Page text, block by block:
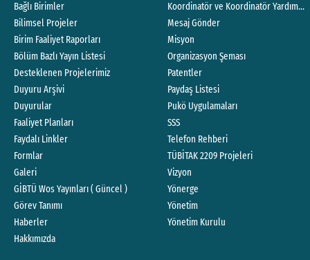
Bağlı Birimler
Bilimsel Projeler
Birim Faaliyet Raporları
Bölüm Bazlı Yayın Listesi
Desteklenen Projelerimiz
Duyuru Arşivi
Duyurular
Faaliyet Planları
Faydalı Linkler
Formlar
Galeri
GİBTÜ Wos Yayınları ( Güncel )
Görev Tanımı
Haberler
Hakkımızda
Koordinatör ve Koordinatör
Mesaj Gönder
Misyon
Organizasyon Şeması
Patentler
Paydaş Listesi
Pukö Uygulamaları
SSS
Telefon Rehberi
TÜBİTAK 2209 Projeleri
Vizyon
Yönerge
Yönetim
Yönetim Kurulu